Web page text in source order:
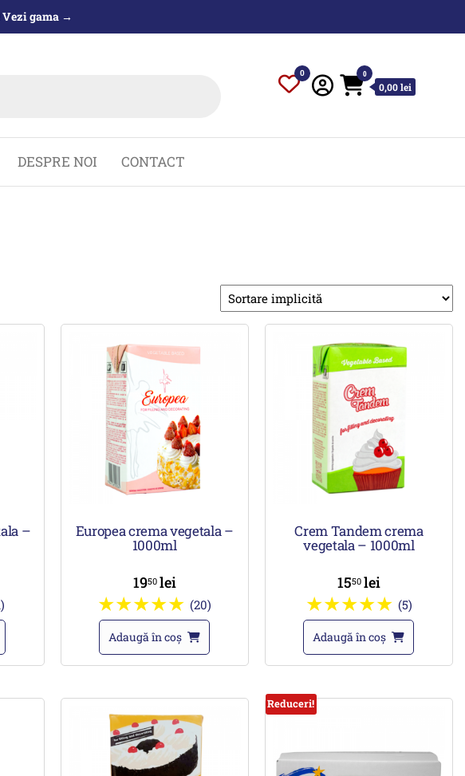
Vezi gama →
0 0
0,00 lei
DESPRE NOI CONTACT
– Europea crema vegetala –
1000ml
1950 lei
(20)
Adaugă în coș
Crem Tandem crema
vegetala – 1000ml
1550 lei
(5)
Adaugă în coș
Reduceri!